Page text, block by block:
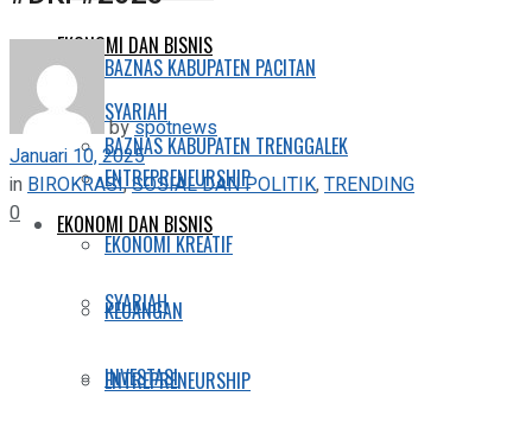
EKONOMI DAN BISNIS
SYARIAH
ENTREPRENEURSHIP
EKONOMI KREATIF
KEUANGAN
INVESTASI
BAZNAS KABUPATEN PACITAN
BAZNAS KABUPATEN TRENGGALEK
EKONOMI DAN BISNIS
SYARIAH
ENTREPRENEURSHIP
byspotnews
Januari 10, 2025
in BIROKRASI,SOSIAL DAN POLITIK,TRENDING
0